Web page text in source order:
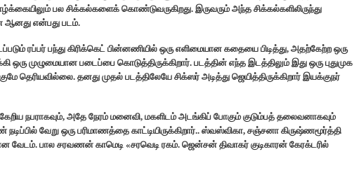
பல சிக்கல்களைக் கொண்டுவருகிறது. இருவரும் அந்த சிக்கல்களிலிருந்து
ஆனது என்பது படம்.
ரப்பர் பந்து கிரிக்கெட் பின்னணியில் ஒரு எளிமையான கதையை பிடித்து, அதற்கேற்ற ஒரு
ஒரு முழுமையான படைப்பை கொடுத்திருக்கிறார். படத்தின் எந்த இடத்திலும் இது ஒரு புதுமுக
தெரியவில்லை. தனது முதல் படத்திலேயே சிக்ஸர் அடித்து ஜெயித்திருக்கிறார் இயக்குநர்
நபராகவும், அதே நேரம் மனைவி, மகளிடம் அடங்கிப் போகும் குடும்பத் தலைவனாகவும்
நடிப்பில் வேறு ஒரு பரிமாணத்தை காட்டியிருக்கிறார்.. ஸ்வஸ்விகா, சஞ்சனா கிருஷ்ணமூர்த்தி
வேடம். பால சரவணன் காமெடி «சரவெடி ரகம். ஜென்சன் திவாகர் குடிகாரன் கேரக்டரில்